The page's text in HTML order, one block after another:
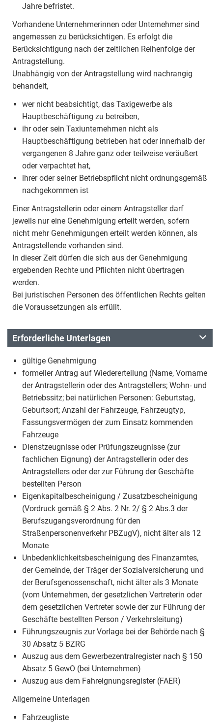
Jahre befristet.
Vorhandene Unternehmerinnen oder Unternehmer sind
angemessen zu berücksichtigen. Es erfolgt die
Berücksichtigung nach der zeitlichen Reihenfolge der
Antragstellung.
Unabhängig von der Antragstellung wird nachrangig
behandelt,
wer nicht beabsichtigt, das Taxigewerbe als
Hauptbeschäftigung zu betreiben,
ihr oder sein Taxiunternehmen nicht als
Hauptbeschäftigung betrieben hat oder innerhalb der
vergangenen 8 Jahre ganz oder teilweise veräußert
oder verpachtet hat,
ihrer oder seiner Betriebspflicht nicht ordnungsgemäß
nachgekommen ist
Einer Antragstellerin oder einem Antragsteller darf
jeweils nur eine Genehmigung erteilt werden, sofern
nicht mehr Genehmigungen erteilt werden können, als
Antragstellende vorhanden sind.
In dieser Zeit dürfen die sich aus der Genehmigung
ergebenden Rechte und Pflichten nicht übertragen
werden.
Bei juristischen Personen des öffentlichen Rechts gelten
die Voraussetzungen als erfüllt.
Erforderliche Unterlagen
gültige Genehmigung
formeller Antrag auf Wiedererteilung (Name, Vorname
der Antragstellerin oder des Antragstellers; Wohn- und
Betriebssitz; bei natürlichen Personen: Geburtstag,
Geburtsort; Anzahl der Fahrzeuge, Fahrzeugtyp,
Fassungsvermögen der zum Einsatz kommenden
Fahrzeuge
Dienstzeugnisse oder Prüfungszeugnisse (zur
fachlichen Eignung) der Antragstellerin oder des
Antragstellers oder der zur Führung der Geschäfte
bestellten Person
Eigenkapitalbescheinigung / Zusatzbescheinigung
(Vordruck gemäß § 2 Abs. 2 Nr. 2/ § 2 Abs.3 der
Berufszugangsverordnung für den
Straßenpersonenverkehr PBZugV), nicht älter als 12
Monate
Unbedenklichkeitsbescheinigung des Finanzamtes,
der Gemeinde, der Träger der Sozialversicherung und
der Berufsgenossenschaft, nicht älter als 3 Monate
(vom Unternehmen, der gesetzlichen Vertreterin oder
dem gesetzlichen Vertreter sowie der zur Führung der
Geschäfte bestellten Person / Verkehrsleitung)
Führungszeugnis zur Vorlage bei der Behörde nach §
30 Absatz 5 BZRG
Auszug aus dem Gewerbezentralregister nach § 150
Absatz 5 GewO (bei Unternehmen)
Auszug aus dem Fahreignungsregister (FAER)
Allgemeine Unterlagen
Fahrzeugliste